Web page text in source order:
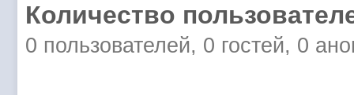
Количество
0 пользователей, 0 гостей, 0